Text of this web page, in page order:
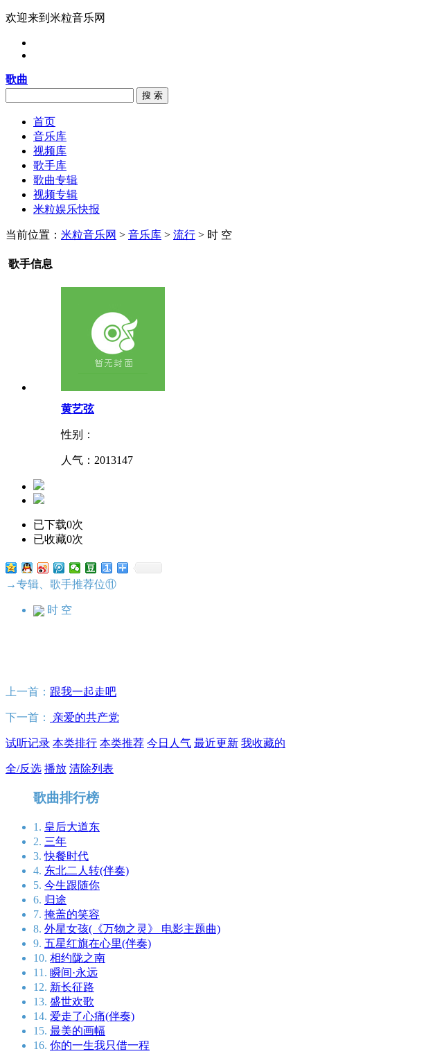
欢迎来到米粒音乐网
歌曲
搜 索
首页
音乐库
视频库
歌手库
歌曲专辑
视频专辑
米粒娱乐快报
当前位置： 米粒音乐网 > 音乐库 > 流行 > 时 空
歌手信息
黄艺弦
性别：
人气： 2013147
已下载0次
已收藏0次
→专辑、歌手推荐位⑪
时 空
上一首： 跟我一起走吧
下一首： 亲爱的共产党
试听记录 本类排行 本类推荐 今日人气 最近更新 我收藏的
全/反选 播放 清除列表
歌曲排行榜
1. 皇后大道东
2. 三年
3. 快餐时代
4. 东北二人转(伴奏)
5. 今生跟随你
6. 归途
7. 掩盖的笑容
8. 外星女孩(《万物之灵》 电影主题曲)
9. 五星红旗在心里(伴奏)
10. 相约陇之南
11. 瞬间·永远
12. 新长征路
13. 盛世欢歌
14. 爱走了心痛(伴奏)
15. 最美的画幅
16. 你的一生我只借一程